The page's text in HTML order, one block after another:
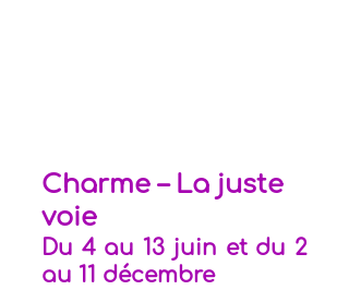
Charme – La juste
voie
Du 4 au 13 juin et du 2
au 11 décembre